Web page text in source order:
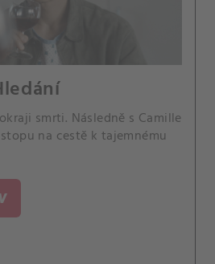
smrti. Následně s Camille
na cestě k tajemnému